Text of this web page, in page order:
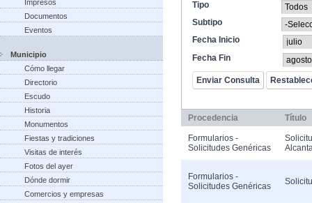
Impresos
Documentos
Eventos
Municipio
Cómo llegar
Directorio
Escudo
Historia
Monumentos
Fiestas y tradiciones
Visitas de interés
Fotos del ayer
Dónde dormir
Comercios y empresas
Tipo
Subtipo
Fecha Inicio
Fecha Fin
Procedencia Título
Formularios -
Solicitudes Genéricas
Formularios -
Solicitudes Genéricas